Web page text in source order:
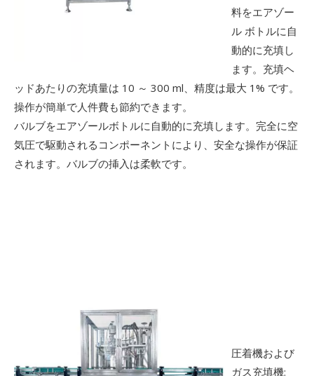
料をエアゾー
ル ボトルに自
動的に充填し
ます。充填ヘ
ッドあたりの充填量は 10 ～ 300 ml、精度は最大 1% です。
操作が簡単で人件費も節約できます。
バルブをエアゾールボトルに自動的に充填します。完全に空
気圧で駆動されるコンポーネントにより、安全な操作が保証
されます。バルブの挿入は柔軟です。
圧着機および
ガス充填機: